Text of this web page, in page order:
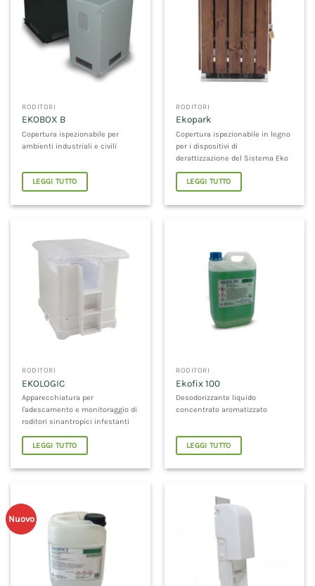
RODITORI
EKOBOX B
Copertura ispezionabile per
ambienti industriali e civili
LEGGI TUTTO
RODITORI
Ekopark
Copertura ispezionabile in legno
per i dispositivi di
derattizzazione del Sistema Eko
LEGGI TUTTO
RODITORI
EKOLOGIC
Apparecchiatura per
l'adescamento e monitoraggio di
roditori sinantropici infestanti
LEGGI TUTTO
RODITORI
Ekofix 100
Desodorizzante liquido
concentrato aromatizzato
LEGGI TUTTO
Nuovo